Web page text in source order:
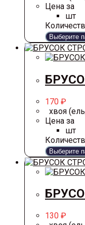
Цена за
шт
Выберите
170 ₽
хвоя
Цена за
шт
Выберите
130 ₽